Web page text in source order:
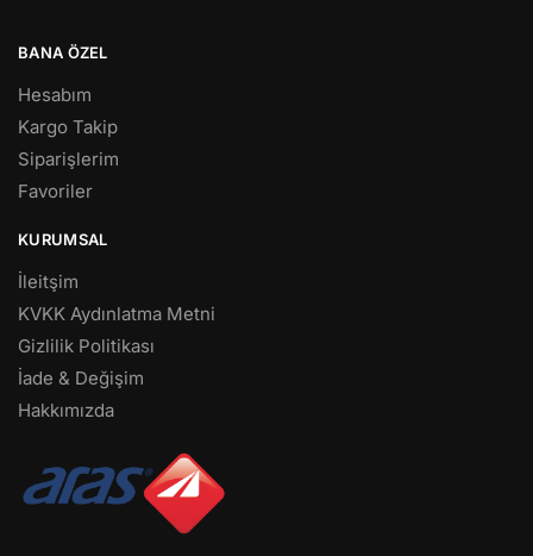
BANA ÖZEL
Hesabım
Kargo Takip
Siparişlerim
Favoriler
KURUMSAL
İleitşim
KVKK Aydınlatma Metni
Gizlilik Politikası
İade & Değişim
Hakkımızda